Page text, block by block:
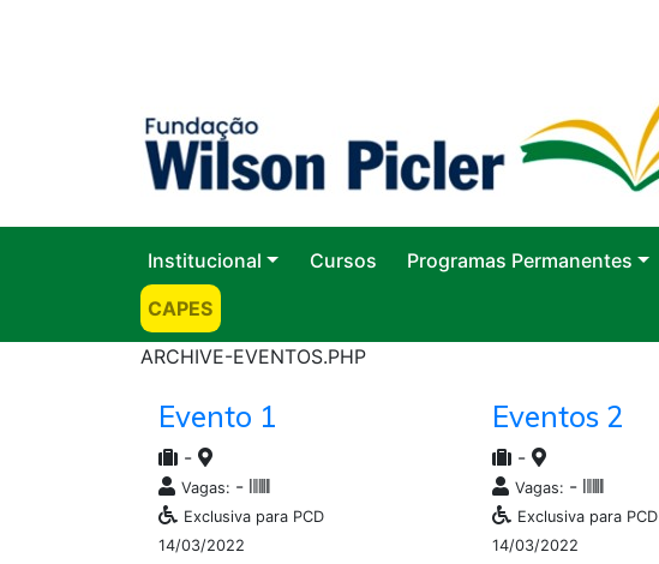
Institucional Cursos Programas Permanentes
CAPES
ARCHIVE-EVENTOS.PHP
Evento 1
-
Vagas: -
Exclusiva para PCD
14/03/2022
Eventos 2
-
Vagas: -
Exclusiva para PCD
14/03/2022